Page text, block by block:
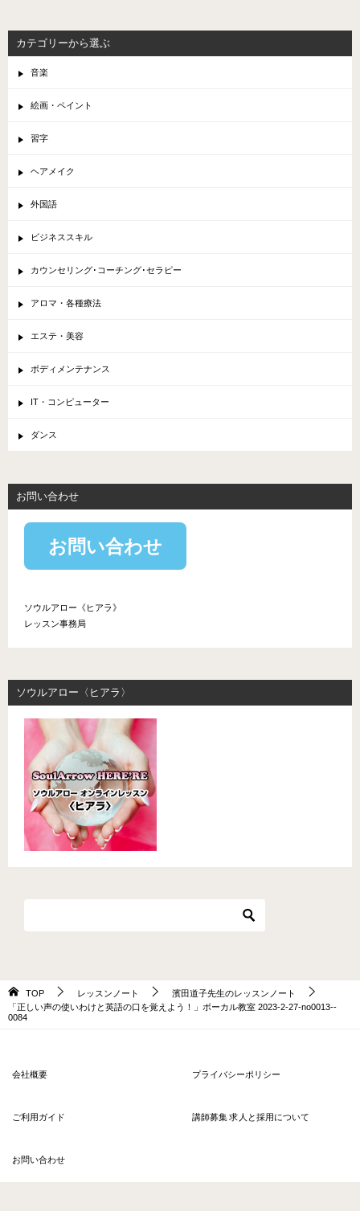
カテゴリーから選ぶ
音楽
絵画・ペイント
習字
ヘアメイク
外国語
ビジネススキル
カウンセリング･コーチング･セラピー
アロマ・各種療法
エステ・美容
ボディメンテナンス
IT・コンピューター
ダンス
お問い合わせ
お問い合わせ
ソウルアロー《ヒアラ》
レッスン事務局
ソウルアロー〈ヒアラ〉
TOP レッスンノート
濱田道子先生のレッスンノート
「正しい声の使いわけと英語の口を覚えよう！」ボーカル教室 2023-2-27-­no0013-­
0084
会社概要 プライバシーポリシー
ご利用ガイド 講師募集 求人と採用について
お問い合わせ